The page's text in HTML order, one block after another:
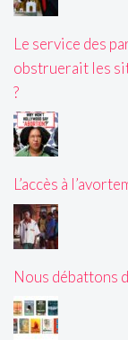
Le service des
obstruerait les
?
L’accès à
Nous débattons